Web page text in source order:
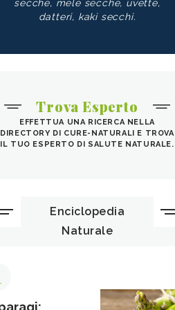
secche, mele secche, uvette,
datteri, kaki secchi.
Trova Esperto
EFFETTUA UNA RICERCA NELLA
DIRECTORY DI CURE-NATURALI E TROVA
IL TUO ESPERTO DI SALUTE NATURALE.
Enciclopedia
Naturale